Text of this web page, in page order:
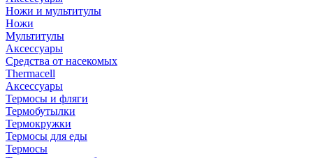
Ножи и мультитулы
Ножи
Мультитулы
Аксессуары
Средства от насекомых
Thermacell
Аксессуары
Термосы и фляги
Термобутылки
Термокружки
Термосы для еды
Термосы